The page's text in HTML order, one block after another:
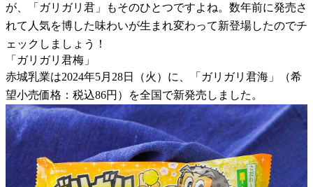
が、「ガリガリ君」もそのひとつですよね。数年前に発売さ
れて人気を博した味わいが生まれ変わって新登場したのでチ
ェックしましょう！
「ガリガリ君梅」
赤城乳業は2024年5月28日（火）に、「ガリガリ君海」（希
望小売価格：税込86円）を全国で新発売しました。